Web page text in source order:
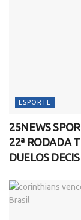
ESPORTE
25NEWS
22ª RODADA
DUELOS